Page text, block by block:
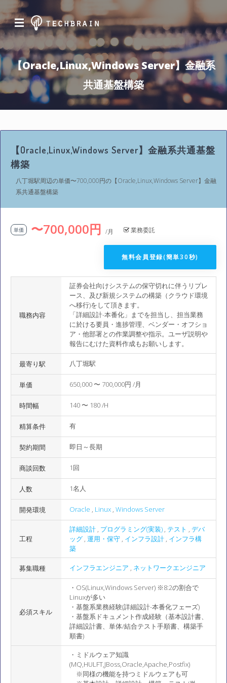
☰
【Oracle,Linux,Windows Server】金融系
共通基盤構築
【Oracle,Linux,Windows Server】金融系共通基盤
構築
八丁堀駅周辺の単価〜700,000円の【Oracle,Linux,Windows Server】金融
系共通基盤構築
単価 〜700,000円 /月 業務委託
無料会員登録(簡単30秒)
職務内容
証券会社向けシステムの保守切れに伴うリプレ
ース、及び新規システムの構築（クラウド環境
へ移行)をして頂きます。
「詳細設計-本番化」までを担当し、担当業務
に於ける要員・進捗管理、ベンダー・オフショ
ア・他部署との作業調整や指示。ユーザ説明や
報告にむけた資料作成もお願いします。
最寄り駅 八丁堀駅
単価 650,000 〜 700,000円 /月
時間幅 140 〜 180 /H
精算条件 有
契約期間 即日～長期
商談回数 1回
人数 1名人
開発環境 Oracle , Linux , Windows Server
工程
詳細設計 , プログラミング(実装) , テスト , デバ
ッグ , 運用・保守 , インフラ設計 , インフラ構
築
募集職種 インフラエンジニア , ネットワークエンジニア
必須スキル
・OS(Linux,Windows Server) ※8:2の割合で
Linuxが多い
・基盤系業務経験(詳細設計-本番化フェーズ)
・基盤系ドキュメント作成経験（基本設計書、
詳細設計書、単体/結合テスト手順書、構築手
順書)
・ミドルウェア知識
(MQ,HULFT,JBoss,Oracle,Apache,Postfix)
※同様の機能を持つミドルウェアも可